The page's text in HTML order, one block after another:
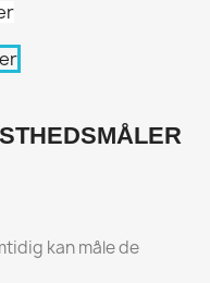
kan måle de